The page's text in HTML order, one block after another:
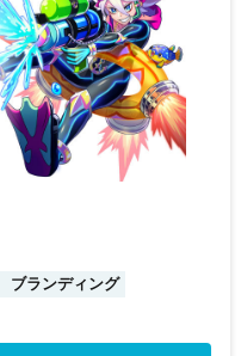
ブランディング